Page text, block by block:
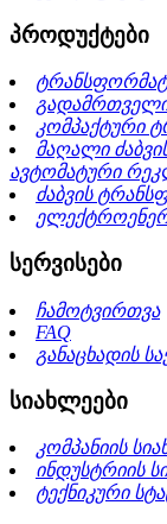
პროდუქტები
კომპაქტური
მაღალი
ავტომატური
ძაბვის
სერვისები
ჩამოტვირთვა
FAQ
განაცხადის
სიახლეები
კომპანიის
ინდუსტრიის
ტექნიკური